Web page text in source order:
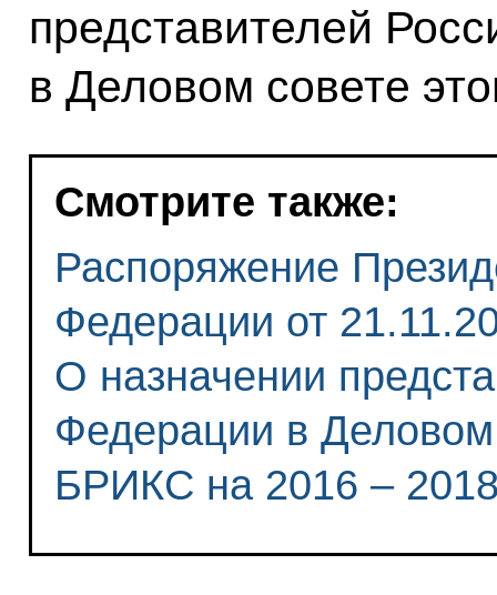
представителей
в Деловом совете
Смотрите также:
Распоряжение
Федерации от
О назначении
Федерации в
БРИКС на 2016 –